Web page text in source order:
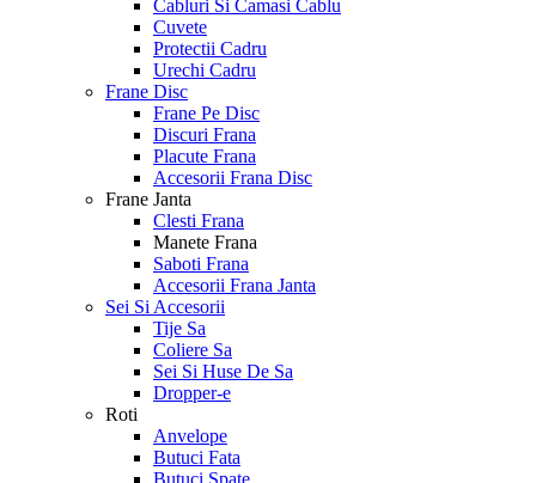
Cabluri Si Camasi Cablu
Cuvete
Protectii Cadru
Urechi Cadru
Frane Disc
Frane Pe Disc
Discuri Frana
Placute Frana
Accesorii Frana Disc
Frane Janta
Clesti Frana
Manete Frana
Saboti Frana
Accesorii Frana Janta
Sei Si Accesorii
Tije Sa
Coliere Sa
Sei Si Huse De Sa
Dropper-e
Roti
Anvelope
Butuci Fata